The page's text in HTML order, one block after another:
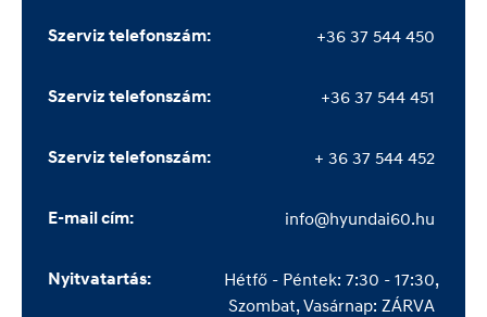
Szerviz telefonszám: +36 37 544 450
Szerviz telefonszám: +36 37 544 451
Szerviz telefonszám: + 36 37 544 452
E-mail cím: info@hyundai60.hu
Nyitvatartás:
Hétfő - Péntek: 7:30 - 17:30,
Szombat, Vasárnap: ZÁRVA